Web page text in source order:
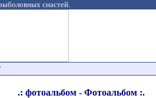
снастей.
.: фотоальбом - Фотоальбом :.